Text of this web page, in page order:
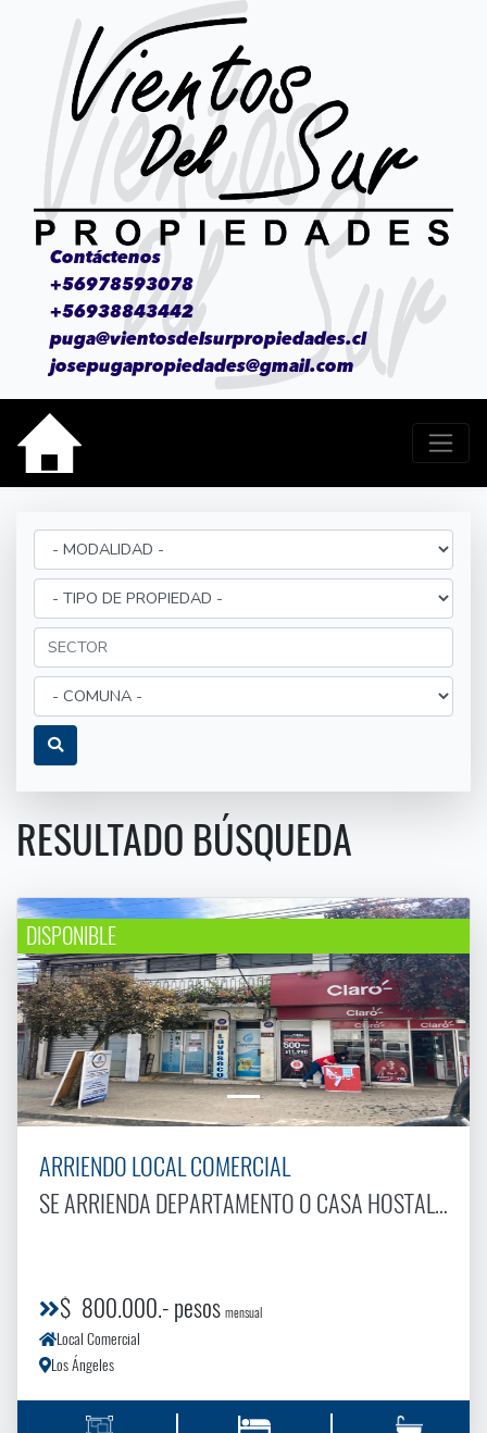
Contáctenos
+56978593078
+56938843442
puga@vientosdelsurpropiedades.cl
josepugapropiedades@gmail.com
RESULTADO BÚSQUEDA
DISPONIBLE
ARRIENDO LOCAL COMERCIAL
SE ARRIENDA DEPARTAMENTO O CASA HOSTAL EN CALLE COLó COLó
$ 800.000.- pesos mensual
Local Comercial
Los Ángeles